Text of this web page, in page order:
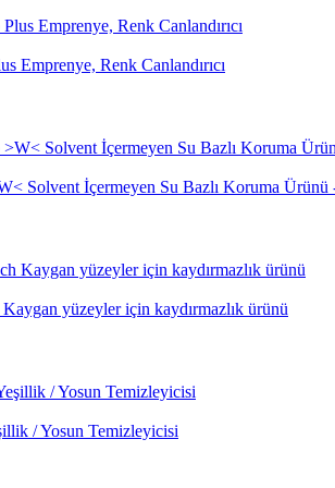
Emprenye, Renk Canlandırıcı
Solvent İçermeyen Su Bazlı Koruma Ürünü
yüzeyler için kaydırmazlık ürünü
/ Yosun Temizleyicisi